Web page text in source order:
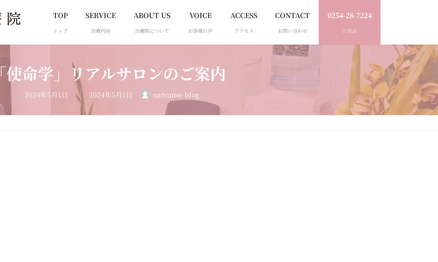
TOP
トップ
SERVICE
治療内容
ABOUT US
治療院について
VOICE
お客様の声
ACCESS
アクセス
CONTACT
お問い合わせ
0254-28-7224
お電話
「使命学」リアルサロンのご案内
2024年5月1日 最
終
更
新
日
2024年5月1日 natsume-blog